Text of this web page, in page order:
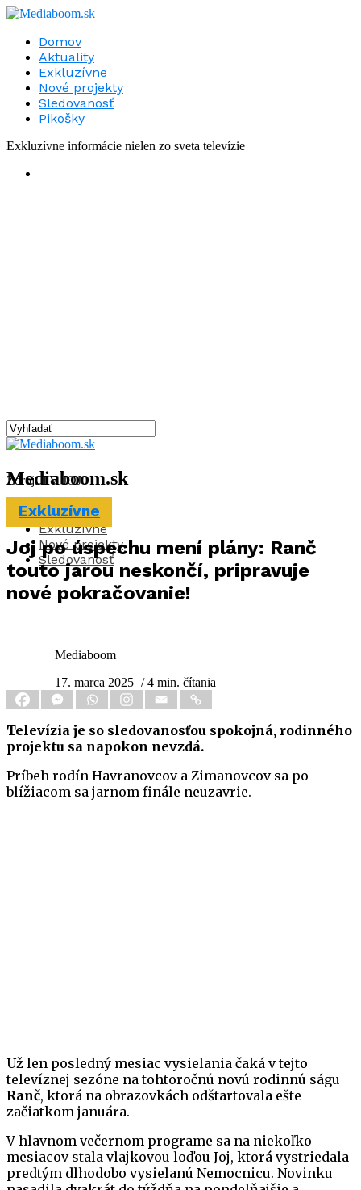
Domov
Aktuality
Exkluzívne
Nové projekty
Sledovanosť
Pikošky
Exkluzívne informácie nielen zo sveta televízie
Mediaboom.sk
Aktuality
Exkluzívne
Nové projekty
Sledovanosť
Zdroj: TV JOJ
Exkluzívne
Joj po úspechu mení plány: Ranč
touto jarou neskončí, pripravuje
nové pokračovanie!
Mediaboom
17. marca 2025 / 4 min. čítania
Televízia je so sledovanosťou spokojná, rodinného
projektu sa napokon nevzdá.
Príbeh rodín Havranovcov a Zimanovcov sa po
blížiacom sa jarnom finále neuzavrie.
Už len posledný mesiac vysielania čaká v tejto
televíznej sezóne na tohtoročnú novú rodinnú ságu
Ranč, ktorá na obrazovkách odštartovala ešte
začiatkom januára.
V hlavnom večernom programe sa na niekoľko
mesiacov stala vlajkovou loďou Joj, ktorá vystriedala
predtým dlhodobo vysielanú Nemocnicu. Novinku